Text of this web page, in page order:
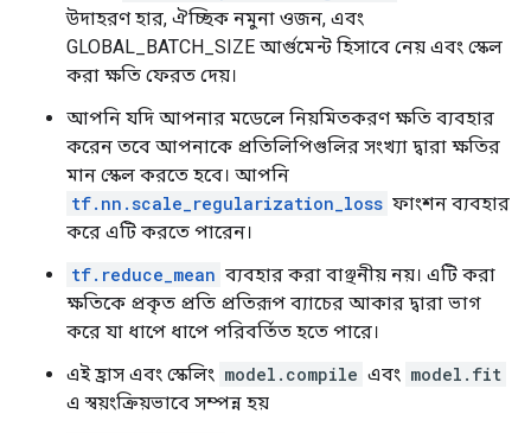
      }
    }
2022-01-26 05:45:54.034762: W tensorflow/core/
op: "TensorSliceDataset"
input: "Placeholder/_0"
input: "Placeholder/_1"
attr {
  value {
    list {
      type: DT_FLOAT
    }
উদাহরণ হার, ঐচ্ছিক নমুনা ওজন, এবং
GLOBAL_BATCH_SIZE আর্গুমেন্ট হিসাবে নেয় এবং স্কেল
করা ক্ষতি ফেরত দেয়।
আপনি যদি আপনার মডেলে নিয়মিতকরণ ক্ষতি ব্যবহার
করেন তবে আপনাকে প্রতিলিপিগুলির সংখ্যা দ্বারা ক্ষতির
মান স্কেল করতে হবে। আপনি
tf.nn.scale_regularization_loss ফাংশন ব্যবহার
করে এটি করতে পারেন।
tf.reduce_mean ব্যবহার করা বাঞ্ছনীয় নয়। এটি করা
ক্ষতিকে প্রকৃত প্রতি প্রতিরূপ ব্যাচের আকার দ্বারা ভাগ
করে যা ধাপে ধাপে পরিবর্তিত হতে পারে।
এই হ্রাস এবং স্কেলিং model.compile এবং model.fit
এ স্বয়ংক্রিয়ভাবে সম্পন্ন হয়